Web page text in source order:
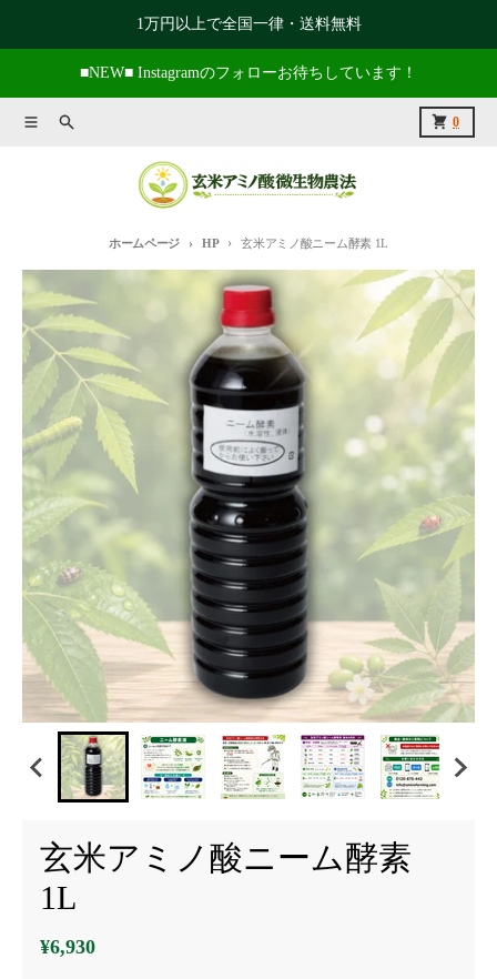
1万円以上で全国一律・送料無料
■NEW■ Instagramのフォローお待ちしています！
メニュー捜索 0
カート
ホームページ HP 玄米アミノ酸ニーム酵素 1L
商品情報にスキップ
玄米アミノ酸ニーム酵素
1L
¥6,930